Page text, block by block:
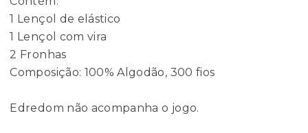
1 Lençol de elástico
1 Lençol com vira
2 Fronhas
Composição: 100% Algodão, 300 fios
Edredom não acompanha o jogo.